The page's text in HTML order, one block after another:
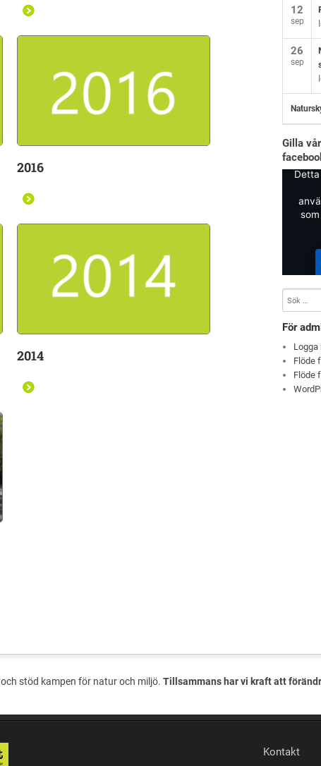
2016
2014
12
sep
26
sep
Gilla
För
Logga
Flöde
Flöde
stöd kampen för natur och miljö. Tillsammans har vi kraft att
Kontakt